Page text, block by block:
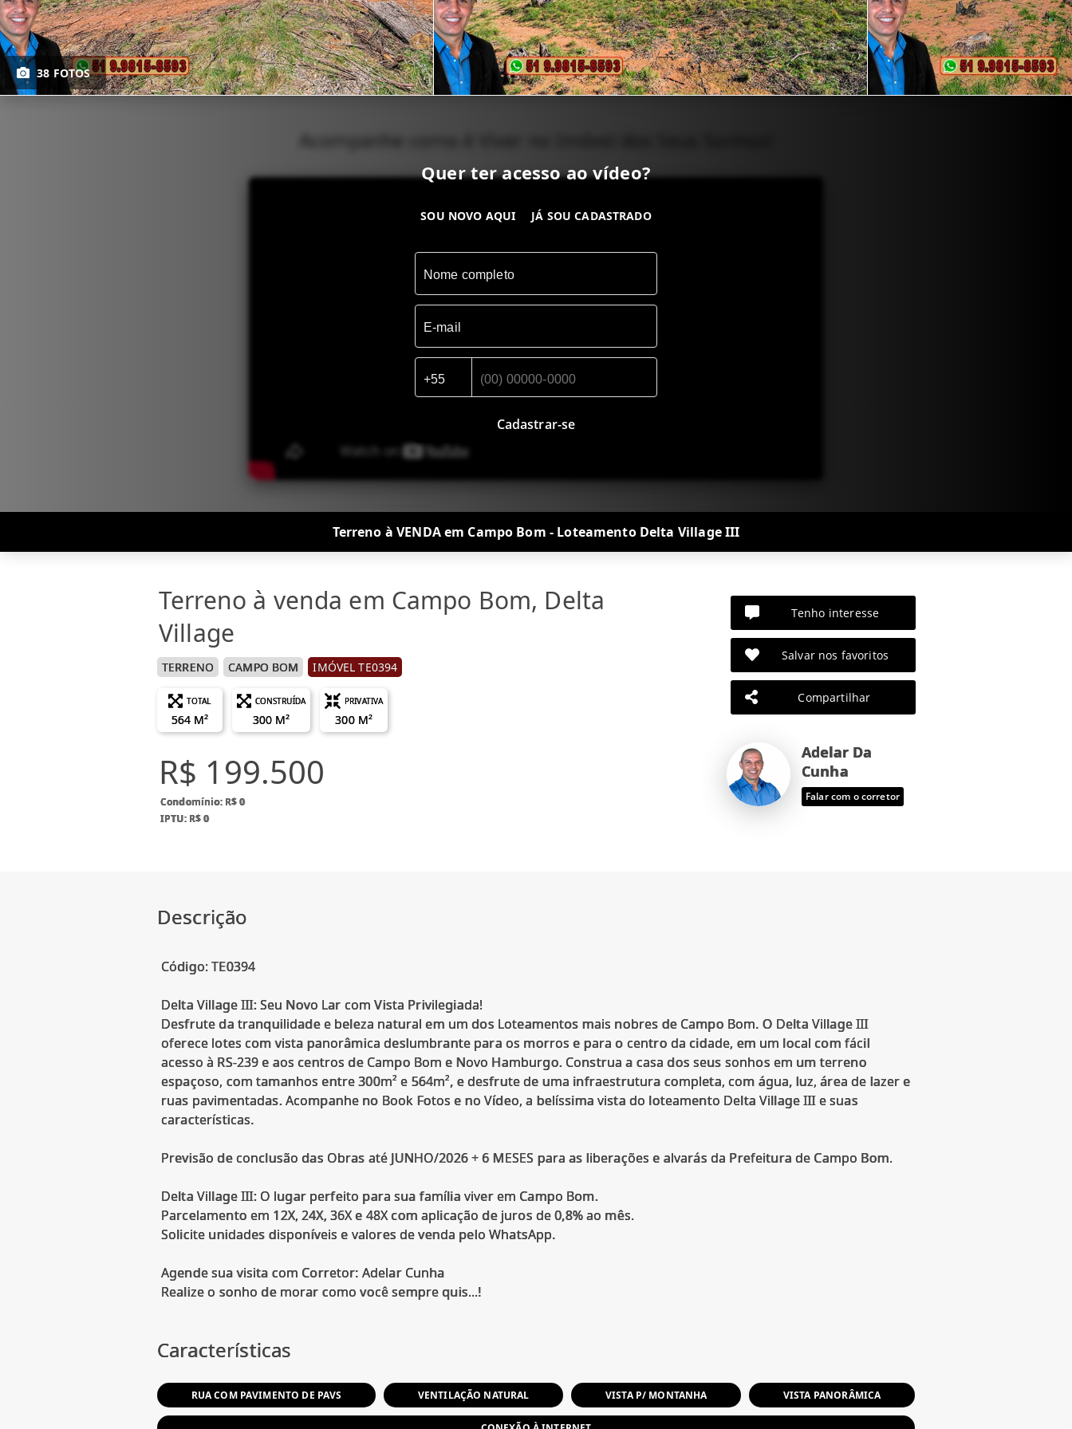
38 FOTOS
Quer ter acesso ao vídeo?
SOU NOVO AQUI JÁ SOU CADASTRADO
Cadastrar-se
Acompanhe como é Viver no Imóvel dos Seus Sonhos!
Terreno à VENDA em Campo Bom - Loteamento Delta Village III
Terreno à venda em Campo Bom, Delta
Village
TERRENO CAMPO BOM IMÓVEL TE0394
TOTAL
564 M²
CONSTRUÍDA
300 M²
PRIVATIVA
300 M²
R$ 199.500
Condomínio: R$ 0
IPTU: R$ 0
Tenho interesse
Salvar nos favoritos
Compartilhar
Adelar Da
Cunha
Falar com o corretor
Descrição
Código: TE0394
Delta Village III: Seu Novo Lar com Vista Privilegiada!
Desfrute da tranquilidade e beleza natural em um dos Loteamentos mais nobres de Campo Bom. O Delta Village III
oferece lotes com vista panorâmica deslumbrante para os morros e para o centro da cidade, em um local com fácil
acesso à RS-239 e aos centros de Campo Bom e Novo Hamburgo. Construa a casa dos seus sonhos em um terreno
espaçoso, com tamanhos entre 300m² e 564m², e desfrute de uma infraestrutura completa, com água, luz, área de lazer e
ruas pavimentadas. Acompanhe no Book Fotos e no Vídeo, a belíssima vista do loteamento Delta Village III e suas
características.
Previsão de conclusão das Obras até JUNHO/2026 + 6 MESES para as liberações e alvarás da Prefeitura de Campo Bom.
Delta Village III: O lugar perfeito para sua família viver em Campo Bom.
Parcelamento em 12X, 24X, 36X e 48X com aplicação de juros de 0,8% ao mês.
Solicite unidades disponíveis e valores de venda pelo WhatsApp.
Agende sua visita com Corretor: Adelar Cunha
Realize o sonho de morar como você sempre quis...!
Características
RUA COM PAVIMENTO DE PAVS VENTILAÇÃO NATURAL VISTA P/ MONTANHA VISTA PANORÂMICA